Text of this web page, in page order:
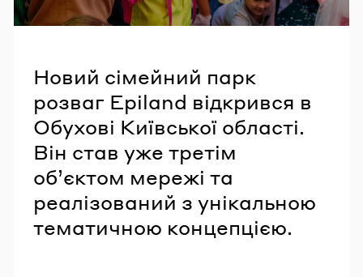
Новий сімейний парк
розваг Epiland відкрився в
Обухові Київської області.
Він став уже третім
об’єктом мережі та
реалізований з унікальною
тематичною концепцією.